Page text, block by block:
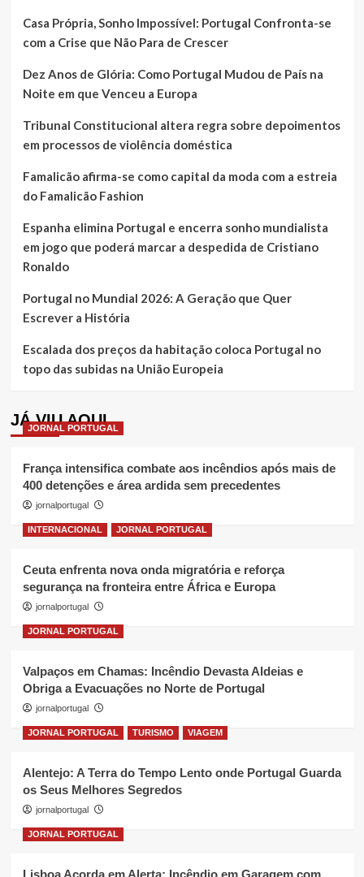
Casa Própria, Sonho Impossível: Portugal Confronta-se
com a Crise que Não Para de Crescer
Dez Anos de Glória: Como Portugal Mudou de País na
Noite em que Venceu a Europa
Tribunal Constitucional altera regra sobre depoimentos
em processos de violência doméstica
Famalicão afirma-se como capital da moda com a estreia
do Famalicão Fashion
Espanha elimina Portugal e encerra sonho mundialista
em jogo que poderá marcar a despedida de Cristiano
Ronaldo
Portugal no Mundial 2026: A Geração que Quer
Escrever a História
Escalada dos preços da habitação coloca Portugal no
topo das subidas na União Europeia
JÁ VIU AQUI
JORNAL PORTUGAL
França intensifica combate aos incêndios após mais de
400 detenções e área ardida sem precedentes
jornalportugal
INTERNACIONAL JORNAL PORTUGAL
Ceuta enfrenta nova onda migratória e reforça
segurança na fronteira entre África e Europa
jornalportugal
JORNAL PORTUGAL
Valpaços em Chamas: Incêndio Devasta Aldeias e
Obriga a Evacuações no Norte de Portugal
jornalportugal
JORNAL PORTUGAL TURISMO VIAGEM
Alentejo: A Terra do Tempo Lento onde Portugal Guarda
os Seus Melhores Segredos
jornalportugal
JORNAL PORTUGAL